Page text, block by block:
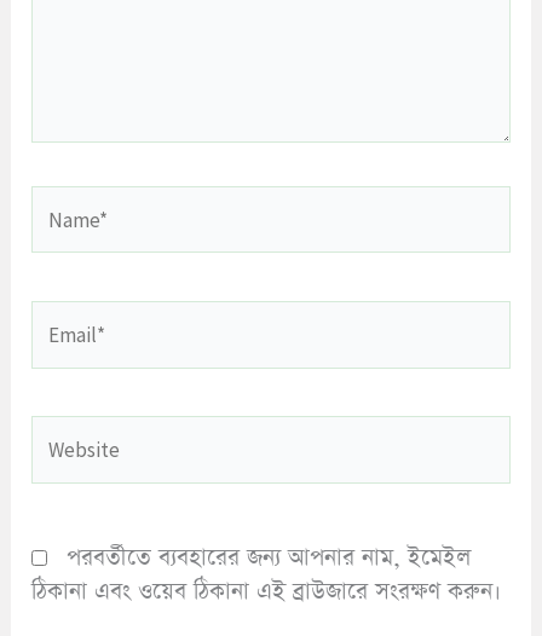
পরবর্তীতে ব্যবহারের জন্য আপনার নাম, ইমেইল
ঠিকানা এবং ওয়েব ঠিকানা এই ব্রাউজারে সংরক্ষণ করুন।